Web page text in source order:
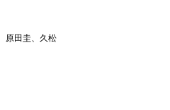
原田圭、久松